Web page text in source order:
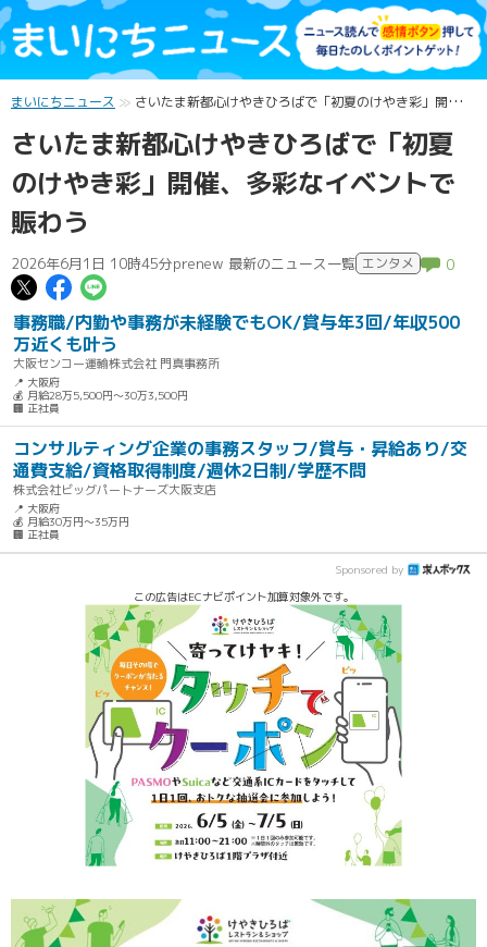
まいにちニュース さいたま新都心けやきひろばで「初夏のけやき彩」開催、多彩なイベントで賑わう
さいたま新都心けやきひろばで「初夏
のけやき彩」開催、多彩なイベントで
賑わう
2026年6月1日 10時45分prenew 最新のニュース一覧 エンタメ 0
この記事についてポスト
この記事についてFacebookでシェ
事務職/内勤や事務が未経験でもOK/賞与年3回/年収500
万近くも叶う
大阪センコー運輸株式会社 門真事務所
📍 大阪府
💰 月給28万5,500円～30万3,500円
🏢 正社員
コンサルティング企業の事務スタッフ/賞与・昇給あり/交
通費支給/資格取得制度/週休2日制/学歴不問
株式会社ビッグパートナーズ大阪支店
📍 大阪府
💰 月給30万円～35万円
🏢 正社員
Sponsored by
この広告はECナビポイント加算対象外です。